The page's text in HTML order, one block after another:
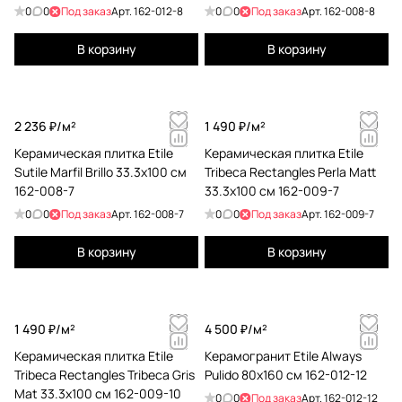
инструментом для создания уникальных
пространств. Именно поэтому особое
внимание уделяется сочетанию отделки,
наилучшего результата.
Знания и экспертиза
Главное отличие компании — команда
специалистов, которая обладаетглубокими
знаниями в области керамики
. Опыт
мастеров, инженеров и дизайнеров позволяет
художественной и функциональной ценностью.
0 0 Под заказАрт.162-012-8
В корзину
0 0 Под заказАрт.162-008-8
В корзину
2 236 ₽/м²
Керамическая плитка Etile
Sutile Marfil Brillo 33.3x100 см
162-008-7
0 0 Под заказАрт.162-008-7
В корзину
1 490 ₽/м²
Керамическая плитка Etile
Tribeca Rectangles Perla Matt
33.3x100 см 162-009-7
0 0 Под заказАрт.162-009-7
В корзину
1 490 ₽/м²
Керамическая плитка Etile
Tribeca Rectangles Tribeca Gris
Mat 33.3x100 см 162-009-10
4 500 ₽/м²
Керамогранит Etile Always
Pulido 80x160 см 162-012-12
0 0 Под заказАрт.162-012-12